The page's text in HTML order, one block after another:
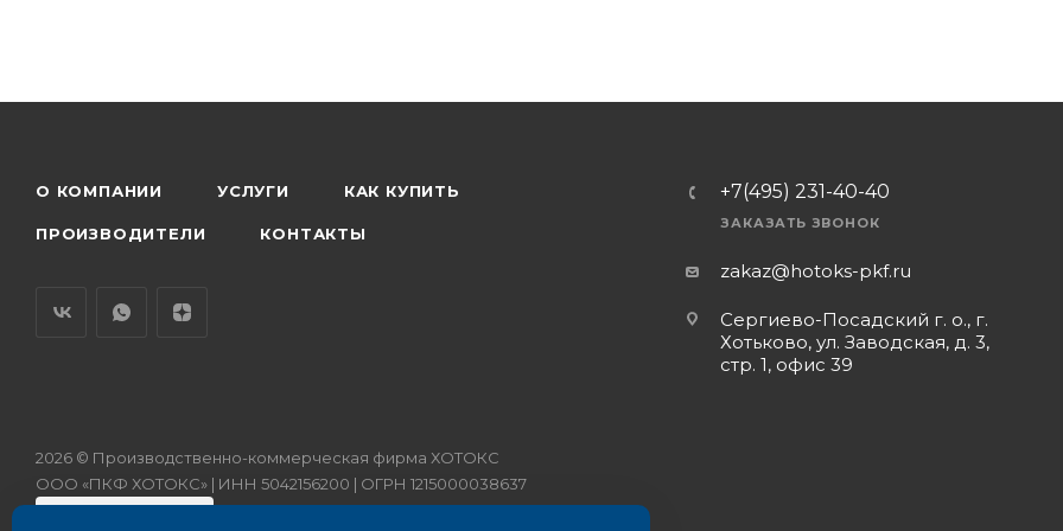
О КОМПАНИИ УСЛУГИ КАК КУПИТЬ
ПРОИЗВОДИТЕЛИ КОНТАКТЫ
+7(495) 231-40-40
ЗАКАЗАТЬ ЗВОНОК
zakaz@hotoks-pkf.ru
Сергиево-Посадский г. о., г.
Хотьково, ул. Заводская, д. 3,
стр. 1, офис 39
2026 © Производственно-коммерческая фирма ХОТОКС
ООО «ПКФ ХОТОКС» | ИНН 5042156200 | ОГРН 1215000038637